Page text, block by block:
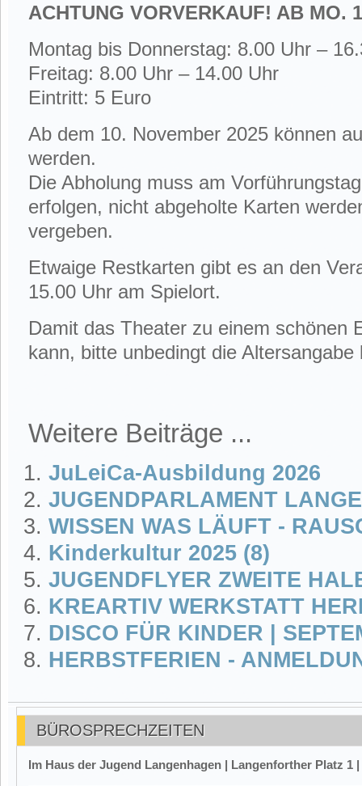
ACHTUNG VORVERKAUF! AB MO.
Montag bis Donnerstag: 8.00 Uhr –
Freitag: 8.00 Uhr – 14.00 Uhr
Eintritt: 5 Euro
Ab dem 10. November 2025 können
werden.
Die Abholung muss am
erfolgen, nicht abgeholte Karten
vergeben.
Etwaige Restkarten gibt es an den
15.00 Uhr am Spielort.
Damit das Theater zu einem schönen
kann, bitte unbedingt die Altersangabe
Weitere Beiträge ...
JuLeiCa-Ausbildung 2026
JUGENDPARLAMENT
WISSEN WAS LÄUFT -
Kinderkultur 2025 (8)
JUGENDFLYER ZWEITE
KREARTIV WERKSTATT
DISCO FÜR KINDER |
HERBSTFERIEN -
BÜROSPRECHZEITEN
Im Haus der Jugend Langenhagen | Langenforther Platz 1